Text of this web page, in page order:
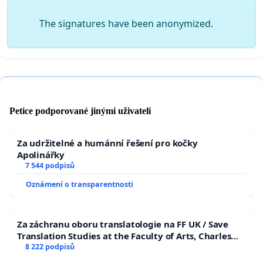
The signatures have been anonymized.
Petice podporované jinými uživateli
Za udržitelné a humánní řešení pro kočky
Apolinářky
7 544 podpisů
Oznámení o transparentnosti
Za záchranu oboru translatologie na FF UK / Save
Translation Studies at the Faculty of Arts, Charles
University
8 222 podpisů